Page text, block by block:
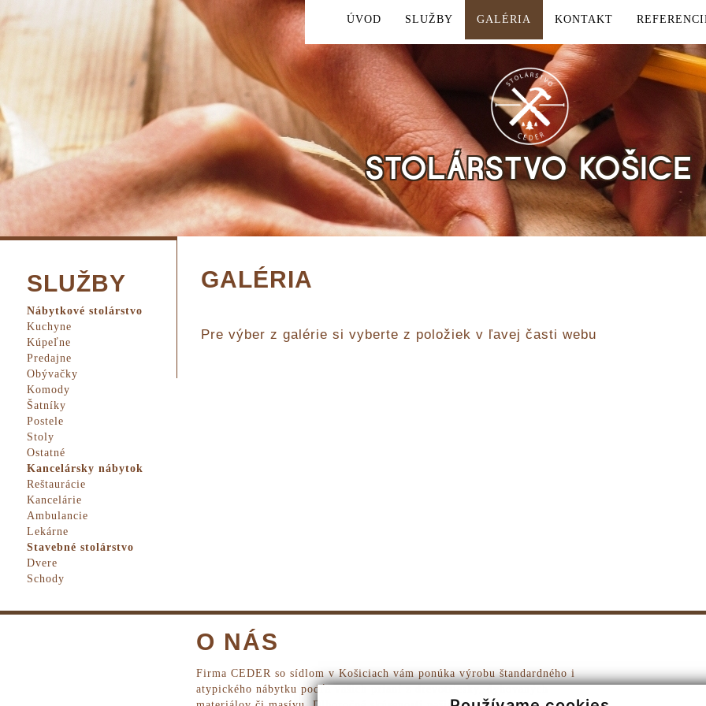
ÚVOD SLUŽBY GALÉRIA KONTAKT
STOLÁRSTVO KOŠICE
SLUŽBY
Nábytkové stolárstvo
Kuchyne
Kúpeľne
Predajne
Obývačky
Komody
Šatníky
Postele
Stoly
Ostatné
Kancelársky nábytok
Reštaurácie
Kancelárie
Ambulancie
Lekárne
Stavebné stolárstvo
Dvere
Schody
GALÉRIA
Pre výber z galérie si vyberte z položiek v ľavej časti webu
O NÁS
Firma CEDER so sídlom v Košiciach vám ponúka výrobu štandardného i
atypického nábytku podľa vašich prianí z drevotriesky, dyhovaných